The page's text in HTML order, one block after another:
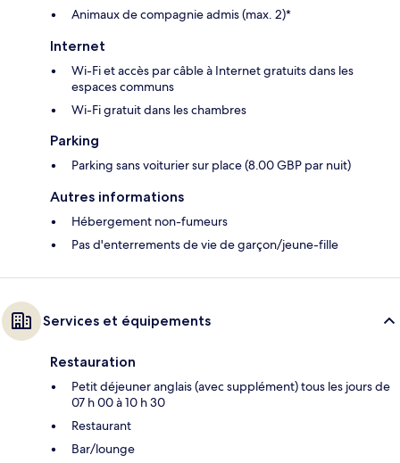
Animaux de compagnie admis (max. 2)*
Internet
Wi-Fi et accès par câble à Internet gratuits dans les
espaces communs
Wi-Fi gratuit dans les chambres
Parking
Parking sans voiturier sur place (8.00 GBP par nuit)
Autres informations
Hébergement non-fumeurs
Pas d'enterrements de vie de garçon/jeune-fille
Services et équipements
Restauration
Petit déjeuner anglais (avec supplément) tous les jours de
07 h 00 à 10 h 30
Restaurant
Bar/lounge